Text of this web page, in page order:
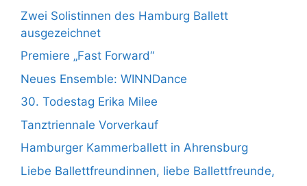
Zwei Solistinnen des Hamburg Ballett
ausgezeichnet
Premiere „Fast Forward“
Neues Ensemble: WINNDance
30. Todestag Erika Milee
Tanztriennale Vorverkauf
Hamburger Kammerballett in Ahrensburg
Liebe Ballettfreundinnen, liebe Ballettfreunde,